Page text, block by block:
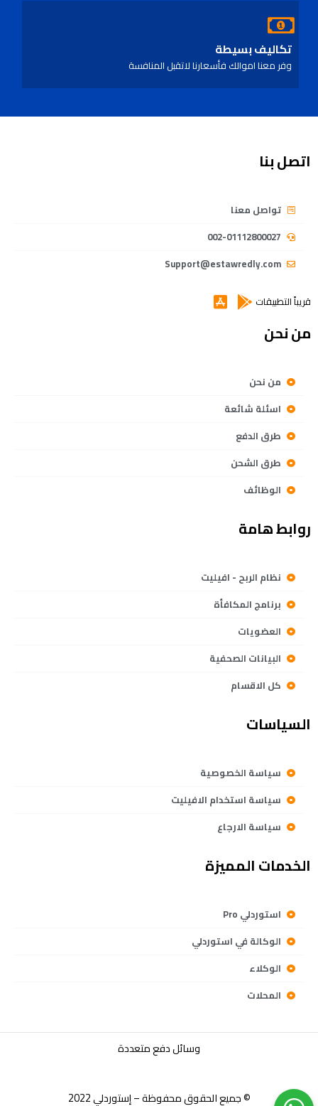
تكاليف بسيطة
وفر معنا اموالك فأسعارنا لاتقبل المنافسة
اتصل بنا
تواصل معنا
002-01112800027
Support@estawredly.com
قريباً التطبيقات
من نحن
من نحن
اسئلة شائعة
طرق الدفع
طرق الشحن
الوظائف
روابط هامة
نظام الربح - افيليت
برنامج المكافأة
العضويات
البيانات الصحفية
كل الاقسام
السياسات
سياسة الخصوصية
سياسة استخدام الافيليت
سياسة الارجاع
الخدمات المميزة
استوردلي Pro
الوكالة في استوردلي
الوكلاء
المحلات
وسائل دفع متعددة
© جميع الحقوق محفوظة – إستوردلي 2022